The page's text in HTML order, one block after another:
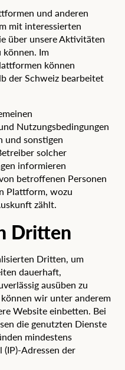
und anderen
mit interessierten
über unsere Aktivitäten
Im
können
der Schweiz bearbeitet
Nutzungsbedingungen
und sonstigen
solcher
informieren
betroffenen Personen
Plattform, wozu
zählt.
Dritten
Dritten, um
dauerhaft,
ausüben zu
wir unter anderem
Website einbetten. Bei
die genutzten Dienste
mindestens
Adressen der